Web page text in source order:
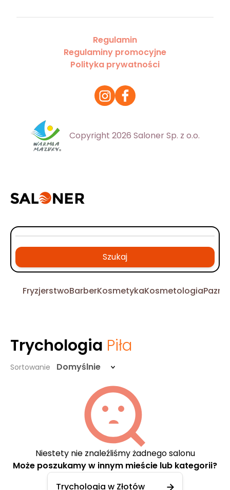
Regulamin
Regulaminy promocyjne
Polityka prywatności
Copyright 2026 Saloner Sp. z o.o.
Szukaj
FryzjerstwoBarberKosmetykaKosmetologia
Trychologia Piła
Sortowanie Domyślnie
Niestety nie znaleźliśmy żadnego salonu
Może poszukamy w innym mieście lub kategorii?
Trychologia w Złotów